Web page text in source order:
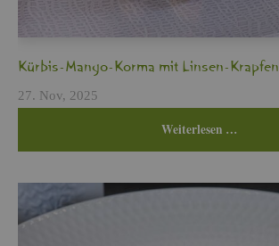
Kür­bis-Mango-Korma mit Lin­sen-Krap­fen
27. Nov, 2025
Wei­ter­le­sen …